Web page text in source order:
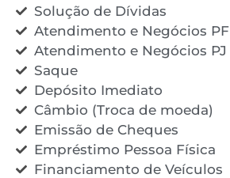
Solução de Dívidas
Atendimento e Negócios PF
Atendimento e Negócios PJ
Saque
Depósito Imediato
Câmbio (Troca de moeda)
Emissão de Cheques
Empréstimo Pessoa Física
Financiamento de Veículos